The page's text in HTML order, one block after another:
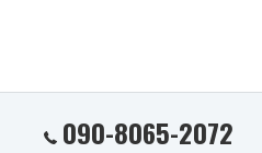
090-8065-2072